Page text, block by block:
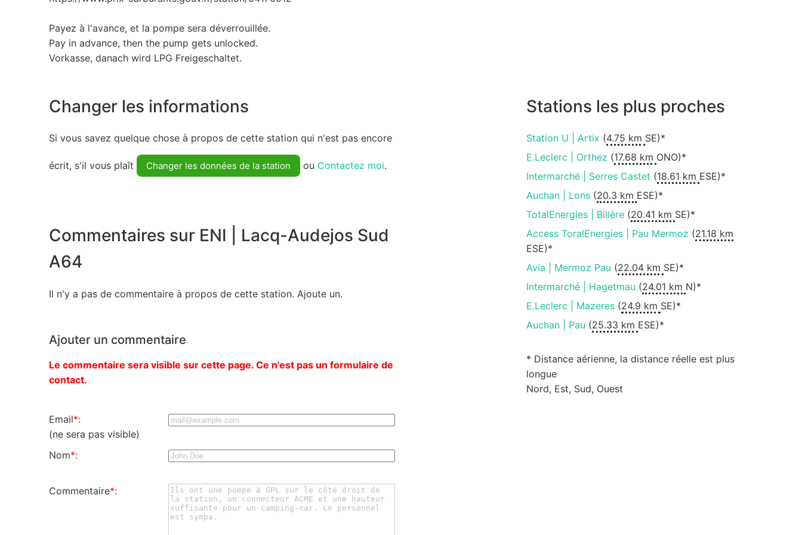
Payez à l'avance, et la pompe sera déverrouillée.
Pay in advance, then the pump gets unlocked.
Vorkasse, danach wird LPG Freigeschaltet.
Changer les informations
Si vous savez quelque chose à propos de cette station qui n'est pas encore
écrit, s'il vous plaît Changer les données de la station ou Contactez moi.
Commentaires sur ENI | Lacq-Audejos Sud
A64
Il n'y a pas de commentaire à propos de cette station. Ajoute un.
Ajouter un commentaire
Le commentaire sera visible sur cette page. Ce n'est pas un formulaire de
contact.
Email*:
(ne sera pas visible)
Nom*:
Commentaire*:
Stations les plus proches
Station U | Artix (4.75 km SE)*
E.Leclerc | Orthez (17.68 km ONO)*
Intermarché | Serres Castet (18.61 km ESE)*
Auchan | Lons(20.3 km ESE)*
TotalEnergies | Billère(20.41 km SE)*
Access ToralEnergies | Pau Mermoz (21.18 km
ESE)*
Avia | Mermoz Pau (22.04 km SE)*
Intermarché | Hagetmau (24.01 km N)*
E.Leclerc | Mazeres(24.9 km SE)*
Auchan | Pau (25.33 km ESE)*
* Distance aérienne, la distance réelle est plus
longue
Nord, Est, Sud, Ouest